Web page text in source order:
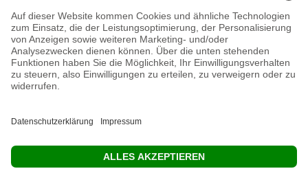
KONTAKT
RECHTLICHES
INFORMATIVES